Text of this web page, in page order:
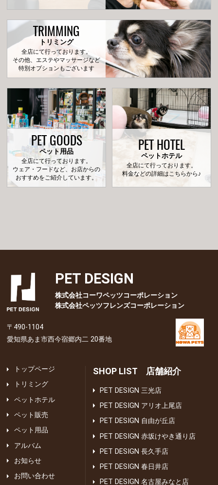
TRIMMING
トリミング
全店にて行っております。
その他、エステやマッサージなど
特別オプションもございます
PET GOODS
ペット用品
全店にて行っております。
ウェア・フードなど、お店からの
おすすめをご紹介しています。
PET HOTEL
ペットホテル
全店にて行っております。
料金などの詳細はこちらから♪
PET DESIGN
株式会社コーワペッツコーポレーション
株式会社ペッツフレンズコーポレーション
〒490-1104
愛知県あま市西今宿郷内二 20番地
トップページ
トリミング
ペットホテル
ペット販売
ペット用品
アルバム
お知らせ
お問い合わせ
SHOP LIST 店舗紹介
PET DESIGN 三光店
PET DESIGN アリオ上尾店
PET DESIGN 自由が丘店
PET DESIGN 赤坂けやき通り店
PET DESIGN 長久手店
PET DESIGN 春日井店
PET DESIGN 名古屋みなと店